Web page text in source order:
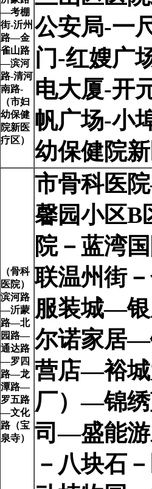
—考棚
街-沂州
路—金
雀山路
—滨河
路-清河
南路-
（市妇
幼保健
院新医
疗区）
公安局-一
门-红嫂广
电大厦-开
帆广场-小
幼保健院
（骨科
医院）
滨河路
—沂蒙
路—北
园路—
通达路
—罗四
路—龙
潭路—
罗五路
—文化
路（宝
泉寺）
市骨科医
馨园小区B
院－蓝湾
联温州街
服装城—
尔诺家居
营店—裕
厂）—锦
司—盛能
－八块石